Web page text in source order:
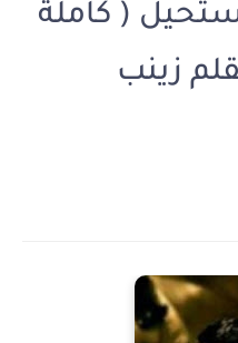
( كاملة
زينب